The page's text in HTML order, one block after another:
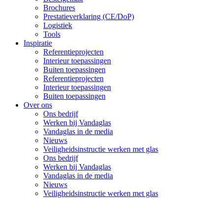
Brochures
Prestatieverklaring (CE/DoP)
Logistiek
Tools
Inspiratie
Referentieprojecten
Interieur toepassingen
Buiten toepassingen
Referentieprojecten
Interieur toepassingen
Buiten toepassingen
Over ons
Ons bedrijf
Werken bij Vandaglas
Vandaglas in de media
Nieuws
Veiligheidsinstructie werken met glas
Ons bedrijf
Werken bij Vandaglas
Vandaglas in de media
Nieuws
Veiligheidsinstructie werken met glas